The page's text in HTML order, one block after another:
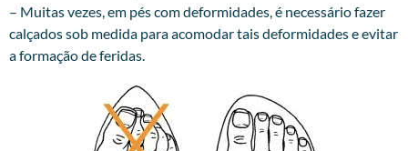
– Muitas vezes, em pés com deformidades, é necessário fazer
calçados sob medida para acomodar tais deformidades e evitar
a formação de feridas.